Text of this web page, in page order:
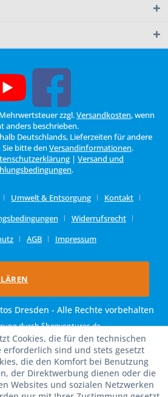
zzgl.Versandkosten, wenn
anders beschrieben.
Deutschlands, Lieferzeiten für andere
bitte den Versandinformationen.
| Versand und
.
Umwelt & Entsorgung
Kontakt
Widerrufsrecht
AGB Impressum
Dresden - Alle Rechte vorbehalten
Cookies, die für den technischen
erforderlich sind und stets gesetzt
die den Komfort bei Benutzung
der Direktwerbung dienen oder die
Websites und sozialen Netzwerken